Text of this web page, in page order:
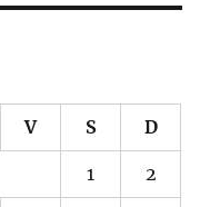
V S D
1 2